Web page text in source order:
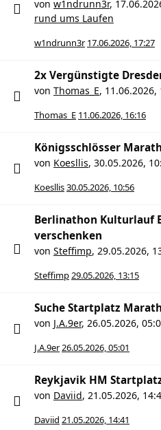
von w1ndrunn3r,
rund ums Laufen
w1ndrunn3r 17.06.2026, 17:27
2x Vergünstigte
von Thomas_E, 11.06.2026,
Thomas_E 11.06.2026, 16:16
Königsschlösser
von Koesllis, 30.05.2026,
Koesllis30.05.2026, 10:56
Berlinathon Kulturlauf
verschenken
von Steffimp, 29.05.2026,
Steffimp29.05.2026, 13:15
Suche Startplatz
von J.A.9er, 26.05.2026,
J.A.9er26.05.2026, 05:01
Reykjavik HM
von Daviid, 21.05.2026,
Daviid 21.05.2026, 14:41